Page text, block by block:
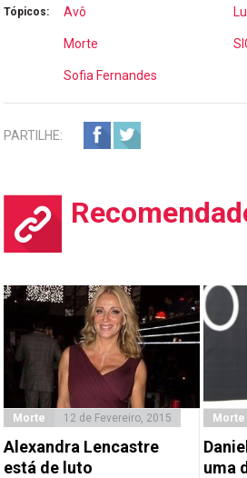
Tópicos: Avô
Morte
Sofia Fernandes
PARTILHE:
Morte 12 de Fevereiro, 2015
Alexandra Lencastre
está de luto
Morte
uma